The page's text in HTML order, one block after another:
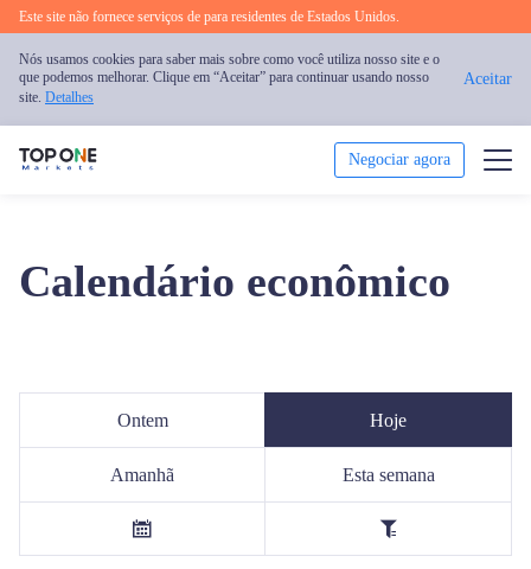
Este site não fornece serviços de para residentes de Estados Unidos.
Nós usamos cookies para saber mais sobre como você utiliza nosso site e o
que podemos melhorar. Clique em “Aceitar” para continuar usando nosso
site. Detalhes
Aceitar
Negociar agora
Plataforma
Calendário econômico
Ontem Hoje
Amanhã Esta semana